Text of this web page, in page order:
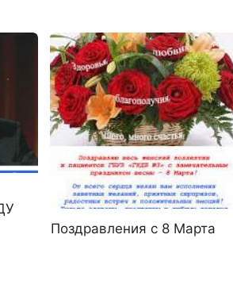
Поздравления с 8 Марта